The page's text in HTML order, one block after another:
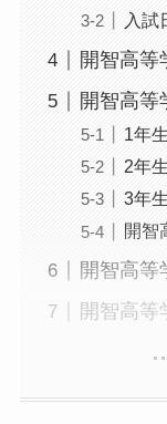
入試
開智高等
開智高等
1年生
2年生
3年生
開智
開智高等
開智高等